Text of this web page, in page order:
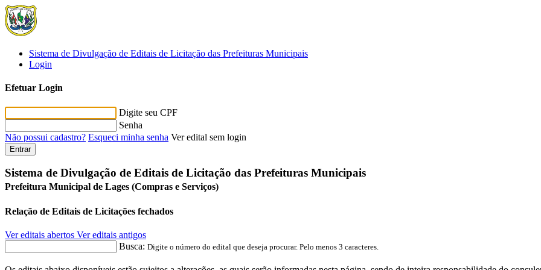
Sistema de Divulgação de Editais de Licitação das Prefeituras Municipais
Login
Efetuar Login
Digite seu CPF
Senha
Não possui cadastro? Esqueci minha senha Ver edital sem login
Entrar
Sistema de Divulgação de Editais de Licitação das Prefeituras Municipais
Prefeitura Municipal de Lages (Compras e Serviços)
Relação de Editais de Licitações fechados
Ver editais abertos Ver editais antigos
Busca: Digite o número do edital que deseja procurar. Pelo menos 3 caracteres.